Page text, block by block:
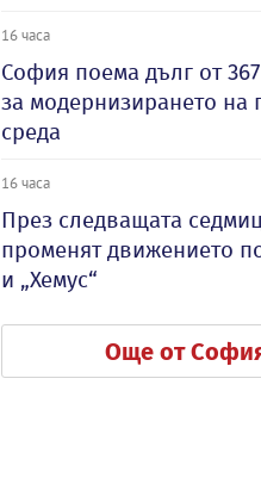
16 часа
София поема дълг от
за модернизирането на
среда
16 часа
През следващата
променят движението
и „Хемус“
Още от